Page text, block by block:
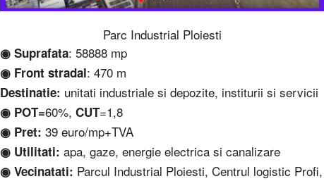
Parc Industrial Ploiesti
◉ Suprafata: 58888 mp
◉ Front stradal: 470 m
Destinatie: unitati industriale si depozite, institurii si servicii
◉ POT=60%, CUT=1,8
◉ Pret: 39 euro/mp+TVA
◉ Utilitati: apa, gaze, energie electrica si canalizare
◉ Vecinatati: Parcul Industrial Ploiesti, Centrul logistic Profi,